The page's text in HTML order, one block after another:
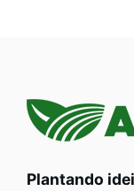
Plantando